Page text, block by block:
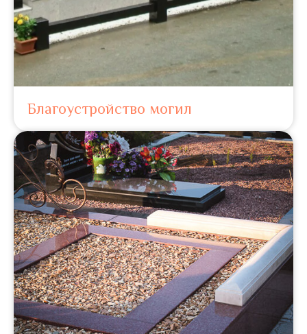
Благоустройство могил